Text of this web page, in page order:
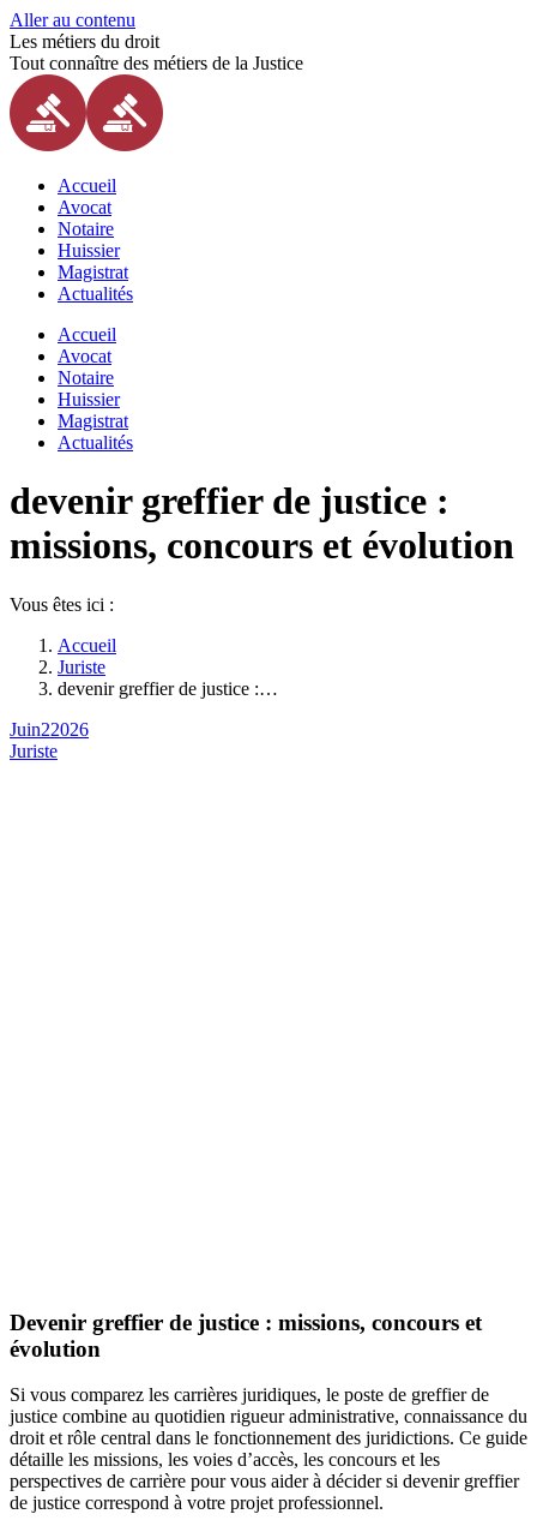
Aller au contenu
Les métiers du droit
Tout connaître des métiers de la Justice
Accueil
Avocat
Notaire
Huissier
Magistrat
Actualités
Accueil
Avocat
Notaire
Huissier
Magistrat
Actualités
devenir greffier de justice :
missions, concours et évolution
Vous êtes ici :
Accueil
Juriste
devenir greffier de justice :…
Juin22026
Juriste
Devenir greffier de justice : missions, concours et
évolution
Si vous comparez les carrières juridiques, le poste de greffier de
justice combine au quotidien rigueur administrative, connaissance du
droit et rôle central dans le fonctionnement des juridictions. Ce guide
détaille les missions, les voies d’accès, les concours et les
perspectives de carrière pour vous aider à décider si devenir greffier
de justice correspond à votre projet professionnel.